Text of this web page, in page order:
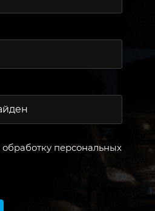
обработку персональных